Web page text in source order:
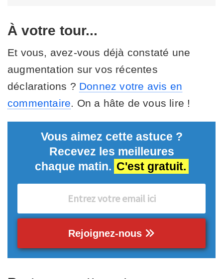
À votre tour...
Et vous, avez-vous déjà constaté une
augmentation sur vos récentes
déclarations ? Donnez votre avis en
commentaire. On a hâte de vous lire !
Vous aimez cette astuce ?
Recevez les meilleures
chaque matin. C'est gratuit.
Rejoignez-nous